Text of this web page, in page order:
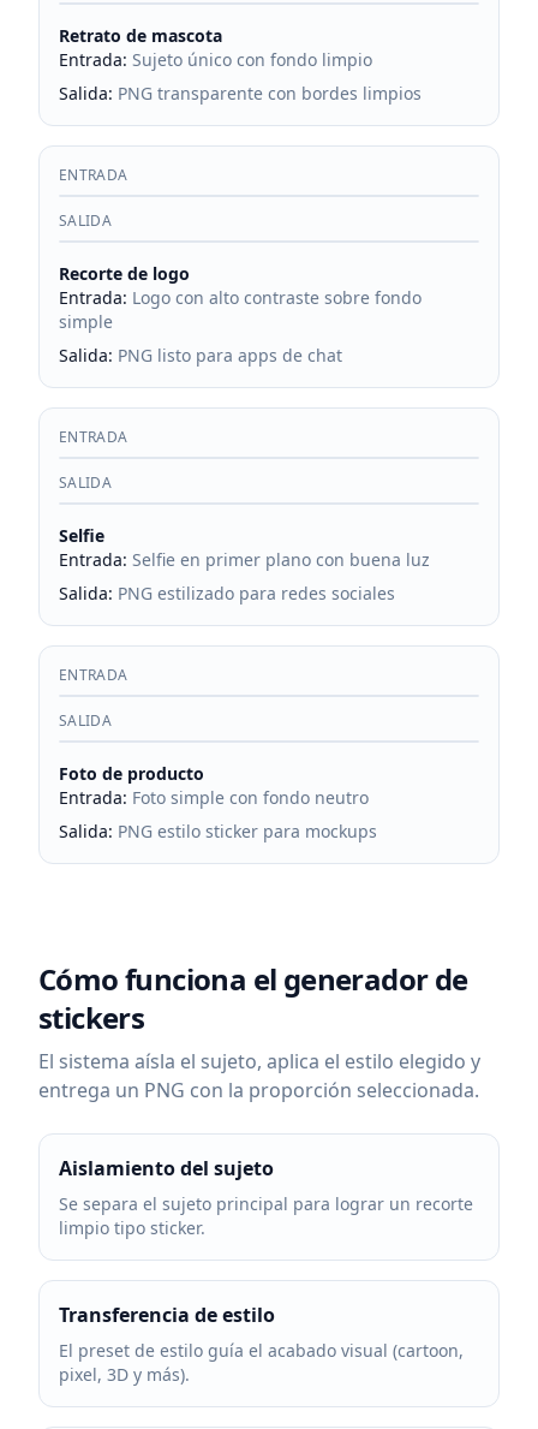
Retrato de mascota
Entrada: Sujeto único con fondo limpio
Salida: PNG transparente con bordes limpios
ENTRADA
SALIDA
Recorte de logo
Entrada: Logo con alto contraste sobre fondo
simple
Salida: PNG listo para apps de chat
ENTRADA
SALIDA
Selfie
Entrada: Selfie en primer plano con buena luz
Salida: PNG estilizado para redes sociales
ENTRADA
SALIDA
Foto de producto
Entrada: Foto simple con fondo neutro
Salida: PNG estilo sticker para mockups
Cómo funciona el generador de
stickers
El sistema aísla el sujeto, aplica el estilo elegido y
entrega un PNG con la proporción seleccionada.
Aislamiento del sujeto
Se separa el sujeto principal para lograr un recorte
limpio tipo sticker.
Transferencia de estilo
El preset de estilo guía el acabado visual (cartoon,
pixel, 3D y más).